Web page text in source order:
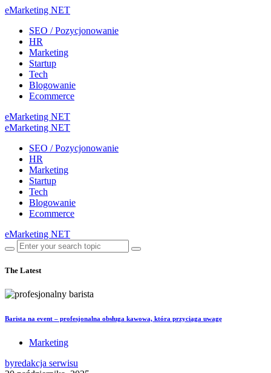
eMarketing NET
SEO / Pozycjonowanie
HR
Marketing
Startup
Tech
Blogowanie
Ecommerce
eMarketing NET
eMarketing NET
SEO / Pozycjonowanie
HR
Marketing
Startup
Tech
Blogowanie
Ecommerce
eMarketing NET
The Latest
Barista na event – profesjonalna obsługa kawowa, która przyciąga uwagę
Marketing
byredakcja serwisu